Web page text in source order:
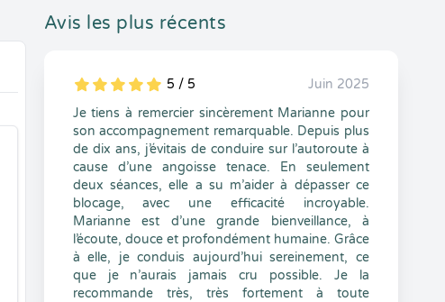
Avis les plus récents
5
1
5
0 5 / 5
Juin 2025
Je tiens à remercier sincèrement Marianne pour
son accompagnement remarquable. Depuis plus
de dix ans, j’évitais de conduire sur l’autoroute à
cause d’une angoisse tenace. En seulement
deux séances, elle a su m’aider à dépasser ce
blocage, avec une efficacité incroyable.
Marianne est d’une grande bienveillance, à
l’écoute, douce et profondément humaine. Grâce
à elle, je conduis aujourd’hui sereinement, ce
que je n’aurais jamais cru possible. Je la
recommande très, très fortement à toute